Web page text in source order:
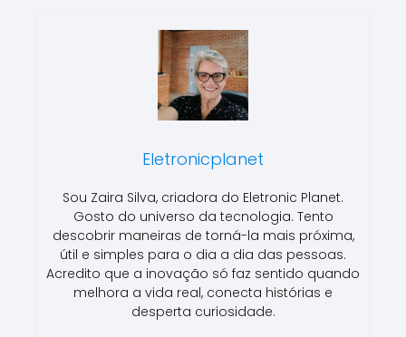
Eletronicplanet
Sou Zaira Silva, criadora do Eletronic Planet.
Gosto do universo da tecnologia. Tento
descobrir maneiras de torná-la mais próxima,
útil e simples para o dia a dia das pessoas.
Acredito que a inovação só faz sentido quando
melhora a vida real, conecta histórias e
desperta curiosidade.